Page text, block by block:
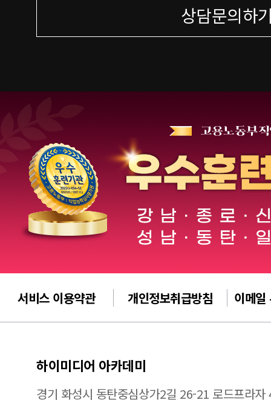
상담문의하
서비스 이용약관 개인정보취급방침 이메일
하이미디어 아카데미
경기 화성시 동탄중심상가2길 26-21 로드프라자